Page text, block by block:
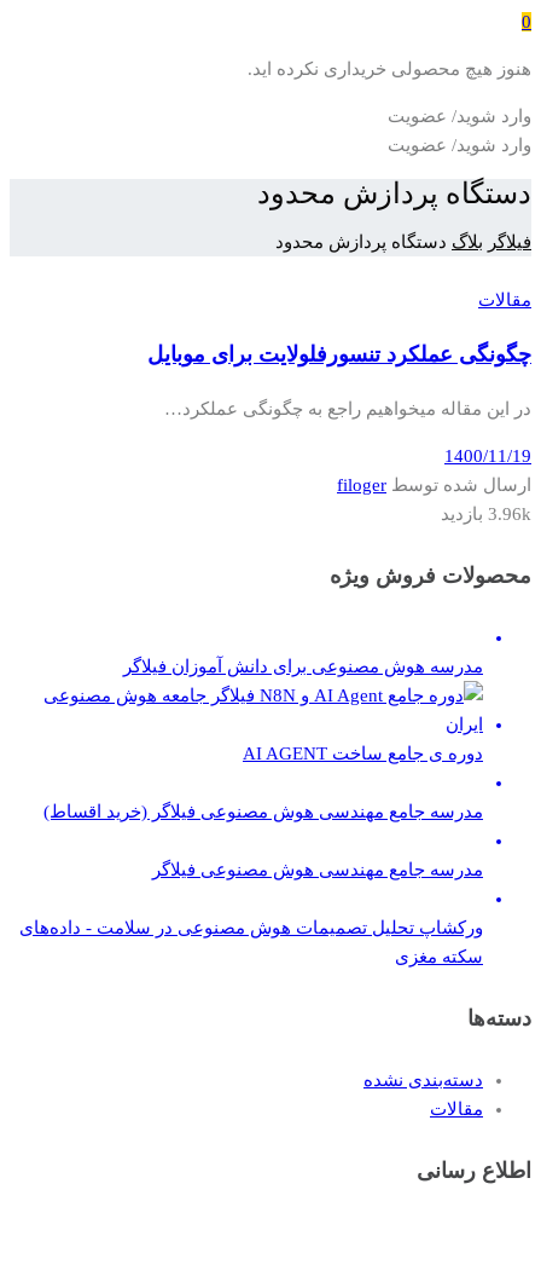
0
هنوز هیچ محصولی خریداری نکرده اید.
وارد شوید/ عضویت
وارد شوید/ عضویت
دستگاه پردازش محدود
فیلاگر بلاگ دستگاه پردازش محدود
مقالات
چگونگی عملکرد تنسورفلولایت برای موبایل
در این مقاله میخواهیم راجع به چگونگی عملکرد…
1400/11/19
ارسال شده توسط filoger
3.96k بازدید
محصولات فروش ویژه
مدرسه هوش مصنوعی برای دانش آموزان فیلاگر
دوره ی جامع ساخت AI AGENT
مدرسه جامع مهندسی هوش مصنوعی فیلاگر (خرید اقساط)
مدرسه جامع مهندسی هوش مصنوعی فیلاگر
ورکشاپ تحلیل تصمیمات هوش مصنوعی در سلامت - داده‌های
سکته مغزی
دسته‌ها
دسته‌بندی نشده
مقالات
اطلاع رسانی